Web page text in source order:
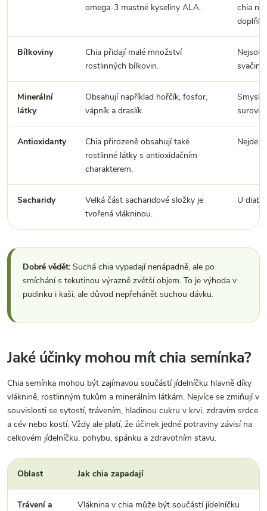
omega-3 mastné kyseliny ALA.
chia
doplňky.
Bílkoviny
Chia přidají malé množství
rostlinných bílkovin.
Nejsou
svačiny.
Minerální
látky
Obsahují například hořčík, fosfor,
vápník a draslík.
Smysl
surovin.
Antioxidanty
Chia přirozeně obsahují také
rostlinné látky s antioxidačním
charakterem.
Nejde
Sacharidy
Velká část sacharidové složky je
tvořená vlákninou.
U
Dobré vědět: Suchá chia vypadají nenápadně, ale po
smíchání s tekutinou výrazně zvětší objem. To je výhoda v
pudinku i kaši, ale důvod nepřehánět suchou dávku.
Jaké účinky mohou mít chia semínka?
Chia semínka mohou být zajímavou součástí jídelníčku hlavně díky
vláknině, rostlinným tukům a minerálním látkám. Nejvíce se zmiňují v
souvislosti se sytostí, trávením, hladinou cukru v krvi, zdravím srdce
a cév nebo kostí. Vždy ale platí, že účinek jedné potraviny závisí na
celkovém jídelníčku, pohybu, spánku a zdravotním stavu.
Oblast Jak chia zapadají
Trávení a
Vláknina v chia může být součástí jídelníčku